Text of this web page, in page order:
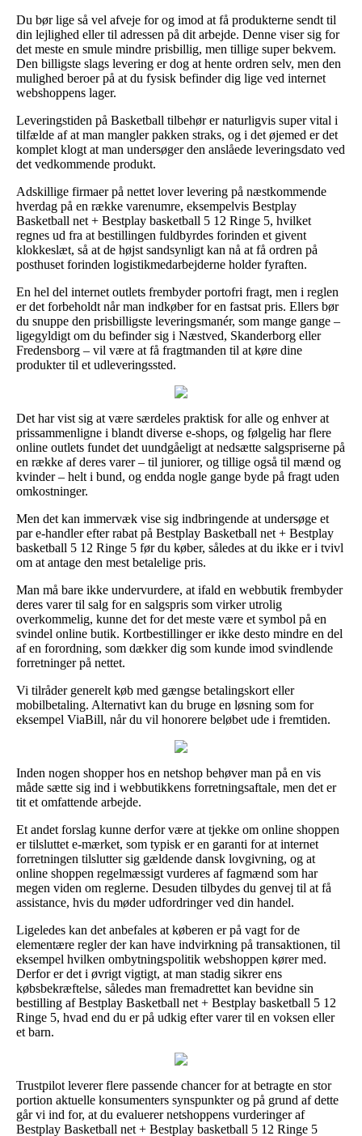
Du bør lige så vel afveje for og imod at få produkterne sendt til
din lejlighed eller til adressen på dit arbejde. Denne viser sig for
det meste en smule mindre prisbillig, men tillige super bekvem.
Den billigste slags levering er dog at hente ordren selv, men den
mulighed beroer på at du fysisk befinder dig lige ved internet
webshoppens lager.
Leveringstiden på Basketball tilbehør er naturligvis super vital i
tilfælde af at man mangler pakken straks, og i det øjemed er det
komplet klogt at man undersøger den anslåede leveringsdato ved
det vedkommende produkt.
Adskillige firmaer på nettet lover levering på næstkommende
hverdag på en række varenumre, eksempelvis Bestplay
Basketball net + Bestplay basketball 5 12 Ringe 5, hvilket
regnes ud fra at bestillingen fuldbyrdes forinden et givent
klokkeslæt, så at de højst sandsynligt kan nå at få ordren på
posthuset forinden logistikmedarbejderne holder fyraften.
En hel del internet outlets frembyder portofri fragt, men i reglen
er det forbeholdt når man indkøber for en fastsat pris. Ellers bør
du snuppe den prisbilligste leveringsmanér, som mange gange –
ligegyldigt om du befinder sig i Næstved, Skanderborg eller
Fredensborg – vil være at få fragtmanden til at køre dine
produkter til et udleveringssted.
Det har vist sig at være særdeles praktisk for alle og enhver at
prissammenligne i blandt diverse e-shops, og følgelig har flere
online outlets fundet det uundgåeligt at nedsætte salgspriserne på
en række af deres varer – til juniorer, og tillige også til mænd og
kvinder – helt i bund, og endda nogle gange byde på fragt uden
omkostninger.
Men det kan immervæk vise sig indbringende at undersøge et
par e-handler efter rabat på Bestplay Basketball net + Bestplay
basketball 5 12 Ringe 5 før du køber, således at du ikke er i tvivl
om at antage den mest betalelige pris.
Man må bare ikke undervurdere, at ifald en webbutik frembyder
deres varer til salg for en salgspris som virker utrolig
overkommelig, kunne det for det meste være et symbol på en
svindel online butik. Kortbestillinger er ikke desto mindre en del
af en forordning, som dækker dig som kunde imod svindlende
forretninger på nettet.
Vi tilråder generelt køb med gængse betalingskort eller
mobilbetaling. Alternativt kan du bruge en løsning som for
eksempel ViaBill, når du vil honorere beløbet ude i fremtiden.
Inden nogen shopper hos en netshop behøver man på en vis
måde sætte sig ind i webbutikkens forretningsaftale, men det er
tit et omfattende arbejde.
Et andet forslag kunne derfor være at tjekke om online shoppen
er tilsluttet e-mærket, som typisk er en garanti for at internet
forretningen tilslutter sig gældende dansk lovgivning, og at
online shoppen regelmæssigt vurderes af fagmænd som har
megen viden om reglerne. Desuden tilbydes du genvej til at få
assistance, hvis du møder udfordringer ved din handel.
Ligeledes kan det anbefales at køberen er på vagt for de
elementære regler der kan have indvirkning på transaktionen, til
eksempel hvilken ombytningspolitik webshoppen kører med.
Derfor er det i øvrigt vigtigt, at man stadig sikrer ens
købsbekræftelse, således man fremadrettet kan bevidne sin
bestilling af Bestplay Basketball net + Bestplay basketball 5 12
Ringe 5, hvad end du er på udkig efter varer til en voksen eller
et barn.
Trustpilot leverer flere passende chancer for at betragte en stor
portion aktuelle konsumenters synspunkter og på grund af dette
går vi ind for, at du evaluerer netshoppens vurderinger af
Bestplay Basketball net + Bestplay basketball 5 12 Ringe 5